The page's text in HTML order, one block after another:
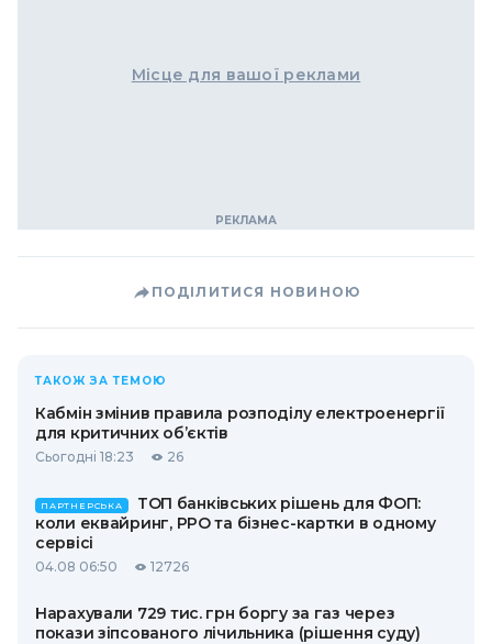
Місце для вашої реклами
ПОДІЛИТИСЯ НОВИНОЮ
ТАКОЖ ЗА ТЕМОЮ
Кабмін змінив правила розподілу електроенергії
для критичних об’єктів
Сьогодні 18:23 26
ПАРТНЕРСЬКА
ТОП банківських рішень для ФОП:
коли еквайринг, РРО та бізнес-картки в одному
сервісі
04.08 06:50 12726
Нарахували 729 тис. грн боргу за газ через
покази зіпсованого лічильника (рішення суду)